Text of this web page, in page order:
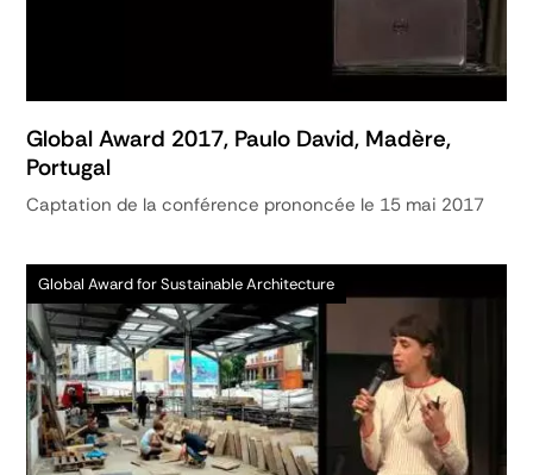
Global Award 2017, Paulo David, Madère,
Portugal
Captation de la conférence prononcée le 15 mai 2017
Global Award for Sustainable Architecture